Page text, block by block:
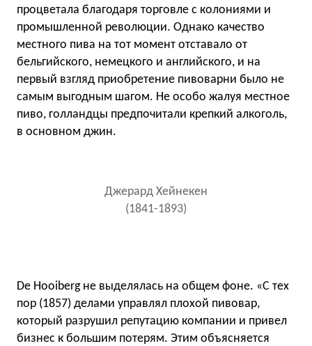
процветала благодаря торговле с колониями и
промышленной революции. Однако качество
местного пива на тот момент отставало от
бельгийского, немецкого и английского, и на
первый взгляд приобретение пивоварни было не
самым выгодным шагом. Не особо жалуя местное
пиво, голландцы предпочитали крепкий алкоголь,
в основном джин.
Джерард Хейнекен
(1841-1893)
De Hooiberg не выделялась на общем фоне. «С тех
пор (1857) делами управлял плохой пивовар,
который разрушил репутацию компании и привел
бизнес к большим потерям. Этим объясняется